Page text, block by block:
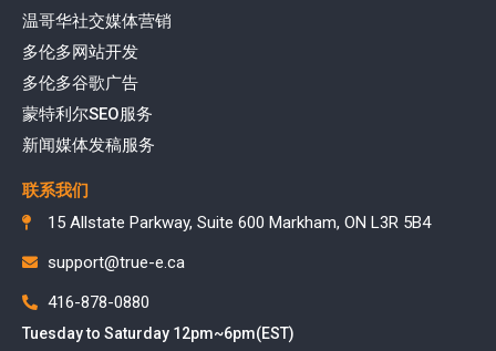
温哥华社交媒体营销
多伦多网站开发
多伦多谷歌广告
蒙特利尔SEO服务
新闻媒体发稿服务
联系我们
15 Allstate Parkway, Suite 600 Markham, ON L3R 5B4
support@true-e.ca
416-878-0880
Tuesday to Saturday 12pm~6pm(EST)